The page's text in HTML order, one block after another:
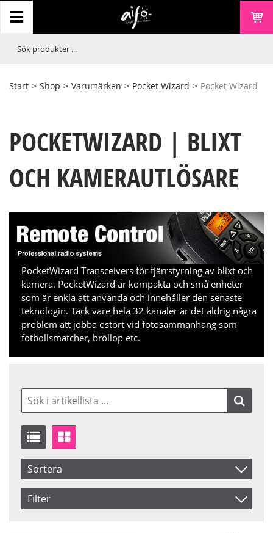
Start > Shop > Varumärken > Pocket Wizard > Pocket Wizard
POCKETWIZARD | BLIXT
OCH KAMERAUTLÖSARE
PocketWizard Transceivers för fjärrstyrning av blixt och
kamera. PocketWizard är kompakta och små enheter
som är enkla att använda och innehåller den senaste
teknologin. Tack vare hela 32 kanaler är det aldrig några
problem att jobba ostört vid fotosammanhang som
fotbollsmatcher, bröllop etc.
Sortera
Artikelkod
Filter